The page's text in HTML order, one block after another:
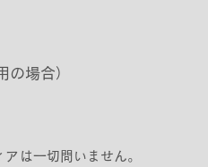
の場合）
は一切問いません。